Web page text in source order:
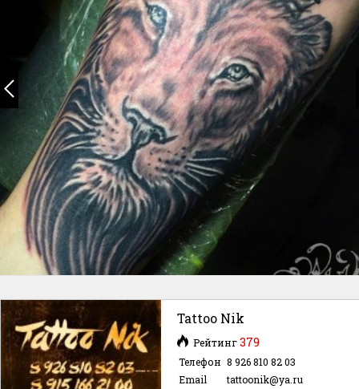
Tattoo Nik
Рейтинг379
Телефон 8 926 810 82 03
Email
tattoonik@ya.ru